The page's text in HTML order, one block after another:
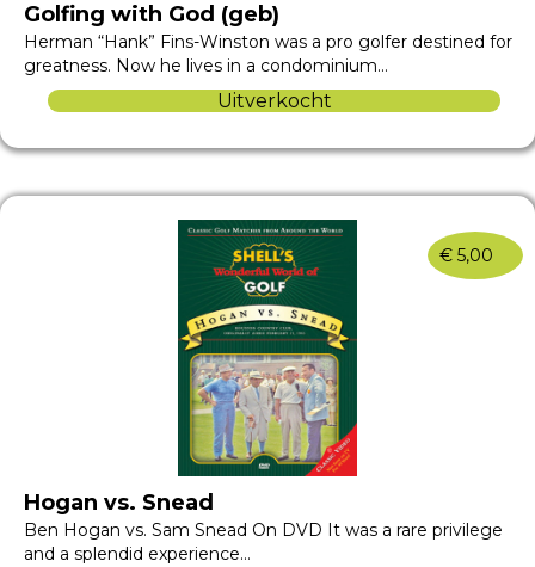
Golfing with God (geb)
Herman “Hank” Fins-Winston was a pro golfer destined for
greatness. Now he lives in a condominium…
Uitverkocht
€ 5,00
Hogan vs. Snead
Ben Hogan vs. Sam Snead On DVD It was a rare privilege
and a splendid experience…